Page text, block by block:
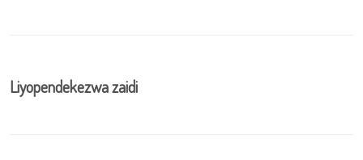
Liyopendekezwa zaidi